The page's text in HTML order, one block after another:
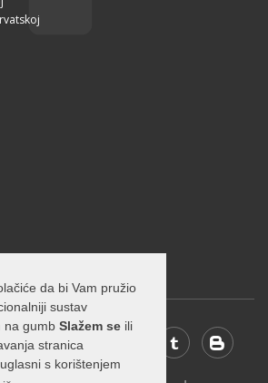
da bi Vam pružio
sustav
na gumb Slažem se ili
stranica
s korištenjem